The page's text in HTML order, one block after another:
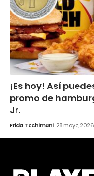
¡Es hoy! Así
promo de
Jr.
Frida Tochimani 28 mayo, 2026